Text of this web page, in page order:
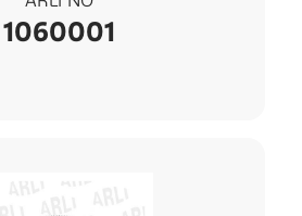
1060001